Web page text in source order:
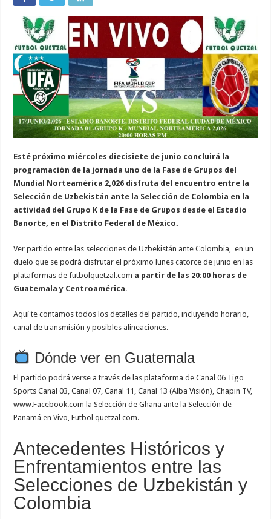
Alineaciones,
Hora,
Fecha
y
Estadísticas/
2,026
Esté próximo miércoles diecisiete de junio concluirá la
programación de la jornada uno de la Fase de Grupos del
Mundial Norteamérica 2,026 disfruta del encuentro entre la
Selección de Uzbekistán ante la Selección de Colombia en la
actividad del Grupo K de la Fase de Grupos desde el Estadio
Banorte, en el Distrito Federal de México.
Ver partido entre las selecciones de Uzbekistán ante Colombia, en un
duelo que se podrá disfrutar el próximo lunes catorce de junio en las
plataformas de futbolquetzal.com a partir de las 20:00 horas de
Guatemala y Centroamérica.
Aquí te contamos todos los detalles del partido, incluyendo horario,
canal de transmisión y posibles alineaciones.
Dónde ver en Guatemala
El partido podrá verse a través de las plataforma de Canal 06 Tigo
Sports Canal 03, Canal 07, Canal 11, Canal 13 (Alba Visión), Chapin TV,
www.Facebook.com la Selección de Ghana ante la Selección de
Panamá en Vivo, Futbol quetzal com.
Antecedentes Históricos y
Enfrentamientos entre las
Selecciones de Uzbekistán y
Colombia